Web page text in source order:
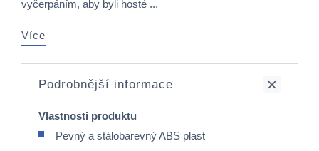
vyčerpáním, aby byli hosté ...
Více
Podrobnější informace
Vlastnosti produktu
Pevný a stálobarevný ABS plast